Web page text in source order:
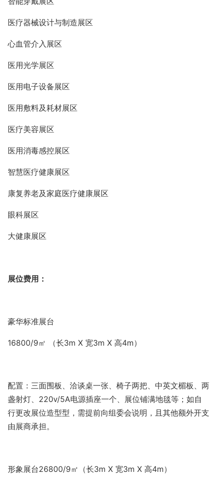
医疗器械设计与制造展区
心血管介入展区
医用光学展区
医用电子设备展区
医用敷料及耗材展区
医疗美容展区
医用消毒感控展区
智慧医疗健康展区
康复养老及家庭医疗健康展区
眼科展区
大健康展区
展位费用：
豪华标准展台
16800/9㎡ （长3m X 宽3m X 高4m）
配置：三面围板、洽谈桌一张、椅子两把、中英文楣板、两
盏射灯、 220v/5A电源插座一个、展位铺满地毯等；如自
行更改展位造型型，需提前向组委会说明，且其他额外开支
由展商承担。
形象展台26800/9㎡（长3m X 宽3m X 高4m）